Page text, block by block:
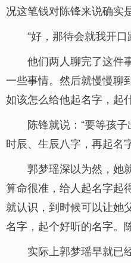
况这笔钱对陈锋来说确实
“好，那待会就我开口
他们两人聊完了这件
一些事情。然后就慢慢聊
如该怎么给他起名字，起
陈锋就说：“要等孩
时辰、生辰八字，再起名
郭梦瑶深以为然，她
算命很准，给人起名字起
就认识，到时候可以让她
名字，起个好听的名字。
实际上郭梦瑶早就已